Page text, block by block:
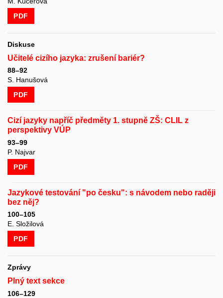
PDF
Diskuse
Učitelé cizího jazyka: zrušení bariér?
88–92
S. Hanušová
PDF
Cizí jazyky napříč předměty 1. stupně ZŠ: CLIL z
perspektivy VÚP
93–99
P. Najvar
PDF
Jazykové testování "po česku": s návodem nebo raději
bez něj?
100–105
E. Složilová
PDF
Zprávy
Plný text sekce
106–129